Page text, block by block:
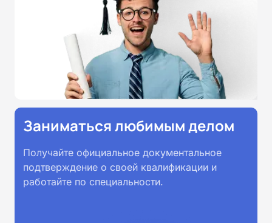
Заниматься любимым делом
Получайте официальное документальное
подтверждение о своей квалификации и
работайте по специальности.